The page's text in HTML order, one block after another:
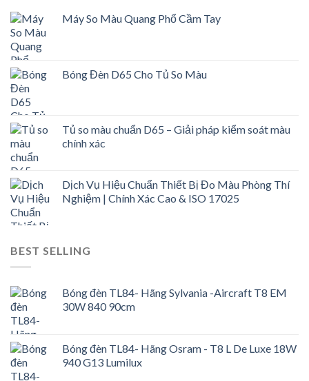
Máy So Màu Quang Phổ Cầm Tay
Bóng Đèn D65 Cho Tủ So Màu
Tủ so màu chuẩn D65 – Giải pháp kiểm soát màu
chính xác
Dịch Vụ Hiệu Chuẩn Thiết Bị Đo Màu Phòng Thí
Nghiệm | Chính Xác Cao & ISO 17025
BEST SELLING
Bóng đèn TL84- Hãng Sylvania -Aircraft T8 EM
30W 840 90cm
Bóng đèn TL84- Hãng Osram - T8 L De Luxe 18W
940 G13 Lumilux